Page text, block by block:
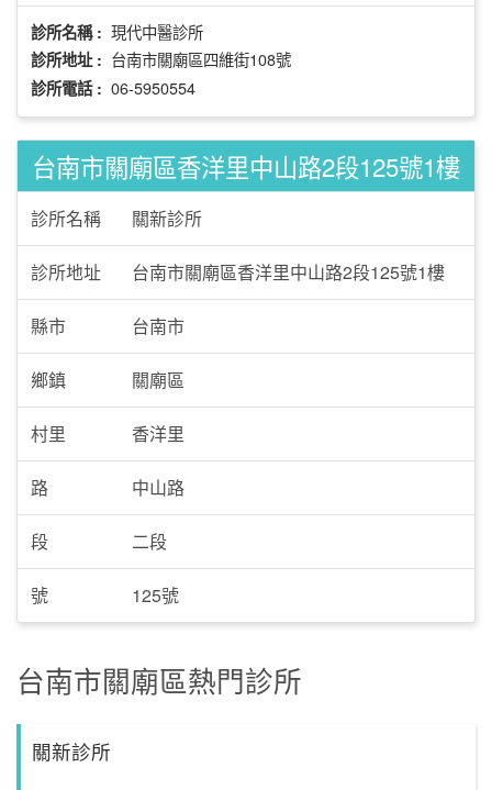
診所名稱 : 現代中醫診所
診所地址 : 台南市關廟區四維街108號
診所電話 : 06-5950554
台南市關廟區香洋里中山路2段125號1樓
診所名稱 關新診所
診所地址 台南市關廟區香洋里中山路2段125號1樓
縣市 台南市
鄉鎮 關廟區
村里 香洋里
路 中山路
段 二段
號 125號
台南市關廟區熱門診所
關新診所